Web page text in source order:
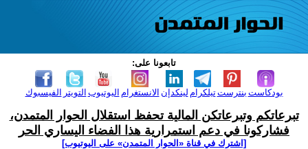
تابعونا على:
الفيسبوك التويتر اليوتيوب الانستغرام لينكدإن تيلكرامبنترست بودكاست
تبرعاتكم وتبرعاتكن المالية تحفظ استقلال الحوار المتمدن،
فشاركونا في دعم استمرارية هذا الفضاء اليساري الحر
[اشترك في قناة ‫«الحوار المتمدن» على اليوتيوب]